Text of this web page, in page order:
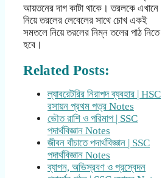
আয়তনের দাগ কাটা থাকে। তরলকে এখানে
নিয়ে তরলের লেবেলের সাথে চোখ একই
সমতলে নিয়ে তরলের নিম্ন তলের পাঠ নিতে
হবে।
Related Posts:
ল্যাবরেটরির নিরাপদ ব্যবহার | HSC
রসায়ন প্রথম পত্র Notes
ভৌত রাশি ও পরিমাপ | SSC
পদার্থবিজ্ঞান Notes
জীবন বাঁচাতে পদার্থবিজ্ঞান | SSC
পদার্থবিজ্ঞান Notes
ব্যাপন, অভিস্রবণ ও প্রস্বেদন